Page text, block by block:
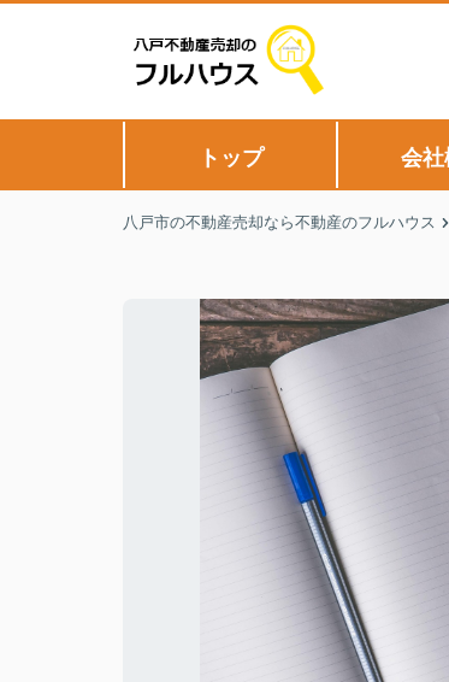
トップ 会社
八戸市の不動産売却なら不動産のフルハウス